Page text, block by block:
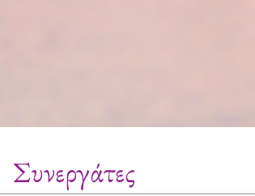
Συνεργάτες